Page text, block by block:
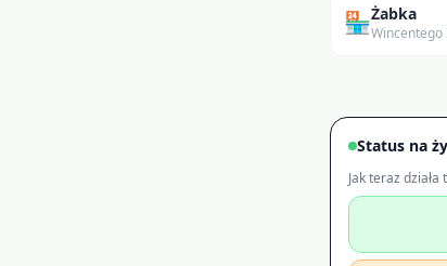
🏪Żabka
Wincentego
Status na
Jak teraz działa